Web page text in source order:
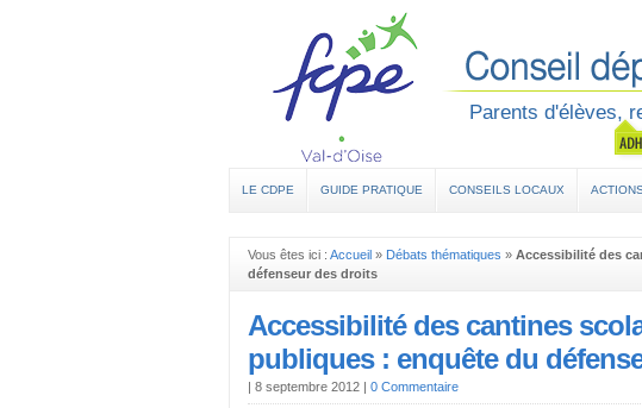
Parents d'élèves,
LE CDPE GUIDE PRATIQUE CONSEILS LOCAUX
Vous êtes ici : Accueil » Débats thématiques » Accessibilité des
défenseur des droits
Accessibilité des cantines
publiques : enquête du
| 8 septembre 2012 | 0 Commentaire